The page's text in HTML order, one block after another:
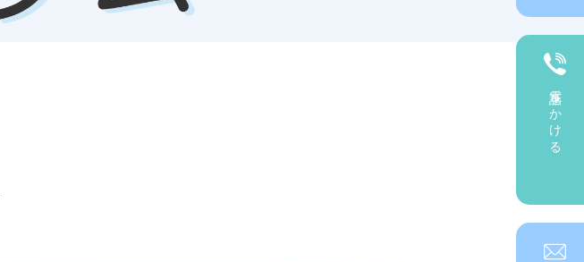
電話をかける